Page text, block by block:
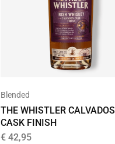
Blended
THE WHISTLER CALVADOS
CASK FINISH
€ 42,95